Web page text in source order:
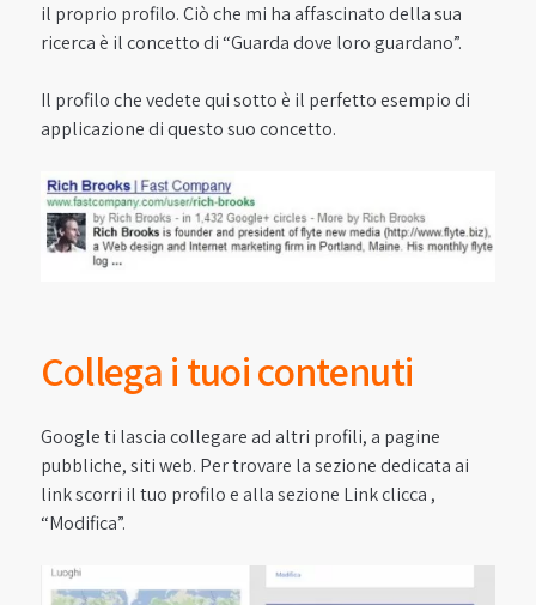
il proprio profilo. Ciò che mi ha affascinato della sua
ricerca è il concetto di “Guarda dove loro guardano”.
Il profilo che vedete qui sotto è il perfetto esempio di
applicazione di questo suo concetto.
Collega i tuoi contenuti
Google ti lascia collegare ad altri profili, a pagine
pubbliche, siti web. Per trovare la sezione dedicata ai
link scorri il tuo profilo e alla sezione Link clicca ,
“Modifica”.